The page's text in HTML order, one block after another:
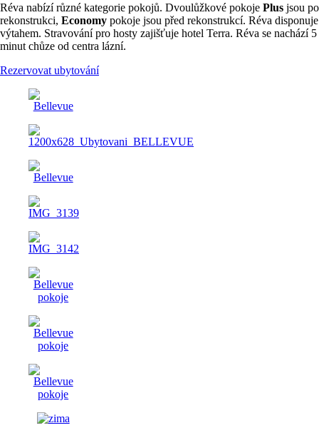
Réva nabízí různé kategorie pokojů. Dvoulůžkové pokoje Plus jsou po
rekonstrukci, Economy pokoje jsou před rekonstrukcí. Réva disponuje
výtahem. Stravování pro hosty zajišťuje hotel Terra. Réva se nachází 5
minut chůze od centra lázní.
Rezervovat ubytování